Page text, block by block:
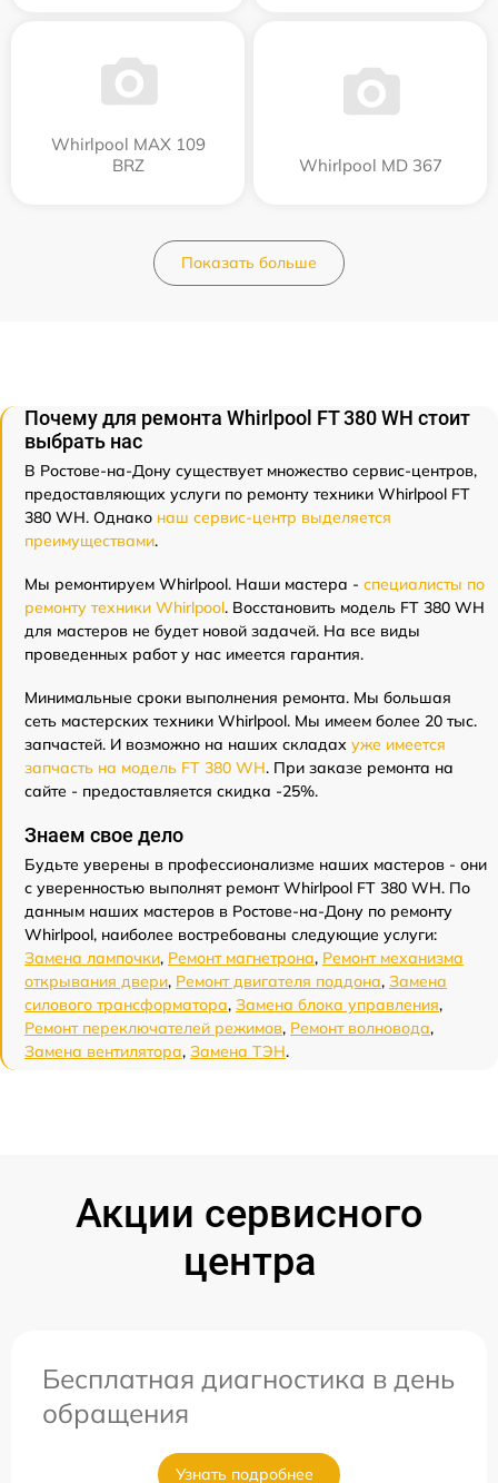
Whirlpool MAX 109
BRZ
Whirlpool MD 367
Показать больше
Почему для ремонта Whirlpool FT 380 WH стоит
выбрать нас
В Ростове-на-Дону существует множество сервис-центров,
предоставляющих услуги по ремонту техники Whirlpool FT
380 WH. Однако наш сервис-центр выделяется
преимуществами.
Мы ремонтируем Whirlpool. Наши мастера - специалисты по
ремонту техники Whirlpool. Восстановить модель FT 380 WH
для мастеров не будет новой задачей. На все виды
проведенных работ у нас имеется гарантия.
Минимальные сроки выполнения ремонта. Мы большая
сеть мастерских техники Whirlpool. Мы имеем более 20 тыс.
запчастей. И возможно на наших складах уже имеется
запчасть на модель FT 380 WH. При заказе ремонта на
сайте - предоставляется скидка -25%.
Знаем свое дело
Будьте уверены в профессионализме наших мастеров - они
с уверенностью выполнят ремонт Whirlpool FT 380 WH. По
данным наших мастеров в Ростове-на-Дону по ремонту
Whirlpool, наиболее востребованы следующие услуги:
Замена лампочки, Ремонт магнетрона, Ремонт механизма
открывания двери, Ремонт двигателя поддона, Замена
силового трансформатора, Замена блока управления,
Ремонт переключателей режимов, Ремонт волновода,
Замена вентилятора, Замена ТЭН.
Акции сервисного
центра
Бесплатная диагностика в день
обращения
Узнать подробнее